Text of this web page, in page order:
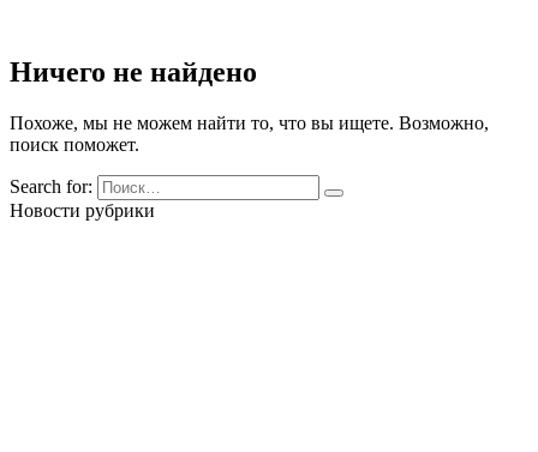
Ничего не найдено
Похоже, мы не можем найти то, что вы ищете. Возможно,
поиск поможет.
Search for:
Новости рубрики